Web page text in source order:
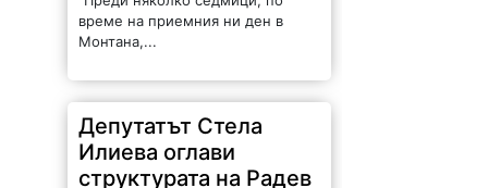
време на приемния ни ден в
Монтана,...
Депутатът Стела
Илиева оглави
структурата на Радев